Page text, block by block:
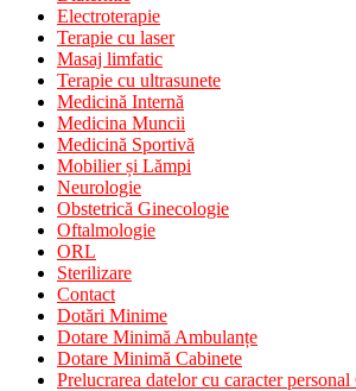
Electroterapie
Terapie cu laser
Masaj limfatic
Terapie cu ultrasunete
Medicină Internă
Medicina Muncii
Medicină Sportivă
Mobilier și Lămpi
Neurologie
Obstetrică Ginecologie
Oftalmologie
ORL
Sterilizare
Contact
Dotări Minime
Dotare Minimă Ambulanțe
Dotare Minimă Cabinete
Prelucrarea datelor cu caracter